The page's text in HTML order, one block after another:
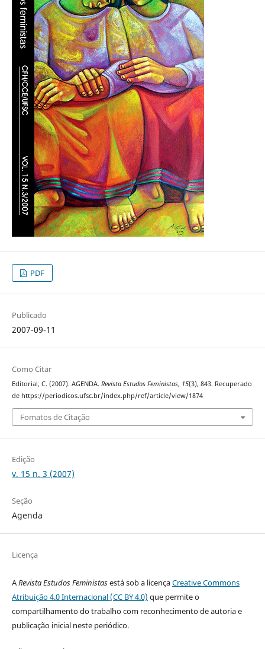
PDF
Publicado
2007-09-11
Como Citar
Editorial, C. (2007). AGENDA. Revista Estudos Feministas, 15(3), 843. Recuperado
de https://periodicos.ufsc.br/index.php/ref/article/view/1874
Fomatos de Citação
Edição
v. 15 n. 3 (2007)
Seção
Agenda
Licença
ARevista Estudos Feministasestá sob a licençaCreative Commons
Atribuição 4.0 Internacional (CC BY 4.0) que permite o
compartilhamento do trabalho com reconhecimento de autoria e
publicação inicial neste periódico.